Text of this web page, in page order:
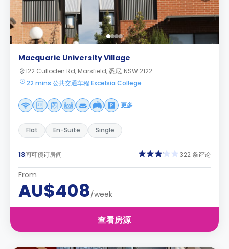
Macquarie University Village
122 Culloden Rd, Marsfield, 悉尼, NSW 2122
22 mins 公共交通车程 Excelsia College
更多
Flat En-Suite Single
13间可预订房间 322 条评论
From
AU$408/week
查看房源